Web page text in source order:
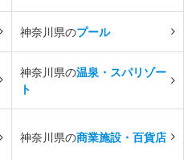
神奈川県のプール
神奈川県の温泉・スパリゾー
ト
神奈川県の商業施設・百貨店